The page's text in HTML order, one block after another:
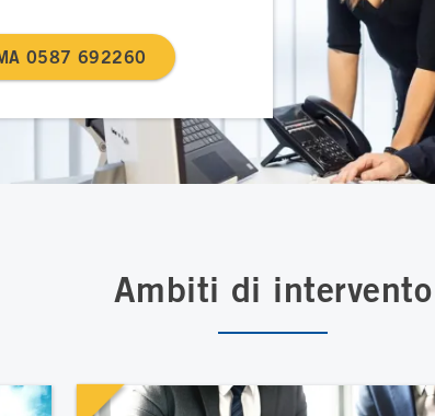
0587 692260
Ambiti di intervento